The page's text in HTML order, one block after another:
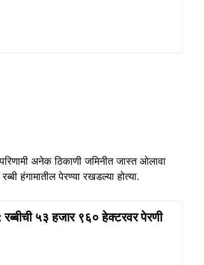
अनेक ठिकाणी जमिनीत जास्त ओलावा
हंगामातील पेरण्या रखडल्या होत्या.
५३ हजार ९६० हेक्टरवर पेरणी